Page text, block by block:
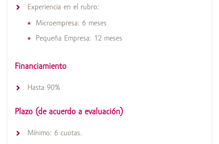
Experiencia en el rubro:
Microempresa: 6 meses
Pequeña Empresa: 12 meses
Financiamiento
Hasta 90%
Plazo (de acuerdo a evaluación)
Mínimo: 6 cuotas.